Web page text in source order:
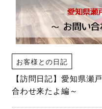
お客様との日記
【訪問日記】愛知県
合わせ来たよ編～